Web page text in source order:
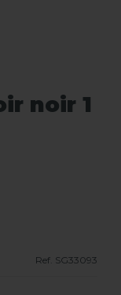
noir 1
Ref. SG33093